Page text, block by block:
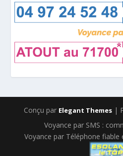
Conçu par Elegant Themes|
Voyance par SMS :
Voyance par Téléphone fiable